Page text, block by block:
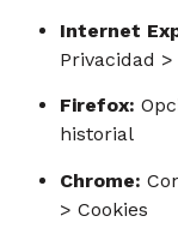
Internet
Privacidad
Firefox:
historial
Chrome:
> Cookies